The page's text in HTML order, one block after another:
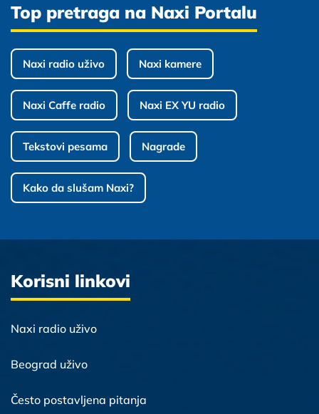
Top pretraga na Naxi Portalu
Naxi radio uživo Naxi kamere
Naxi Caffe radio Naxi EX YU radio
Tekstovi pesama Nagrade
Kako da slušam Naxi?
Korisni linkovi
Naxi radio uživo
Beograd uživo
Često postavljena pitanja